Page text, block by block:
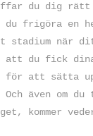
du dig
du frigöra
stadium
du fick dina
att sätta
även om du
kommer